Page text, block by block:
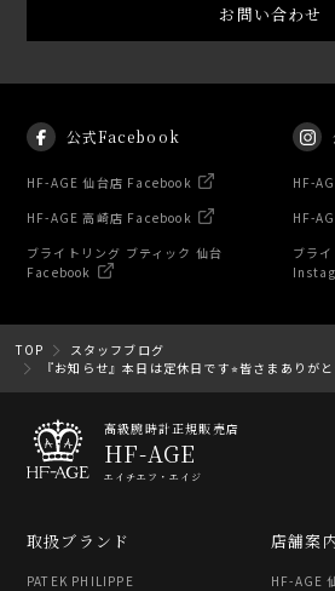
お問い合わせ
公式Facebook
HF-AGE 仙台店 Facebook
HF-AGE 高崎店 Facebook
ブライトリング ブティック 仙台
Facebook
HF-
HF-
ブラ
TOP
スタッフブログ
『お知らせ』本日は定休日です⭐︎皆さまありが
高級腕時計正規販売店
HF-AGE
エイチエフ・エイジ
取扱ブランド
PATEK PHILIPPE
店舗案
HF-AGE